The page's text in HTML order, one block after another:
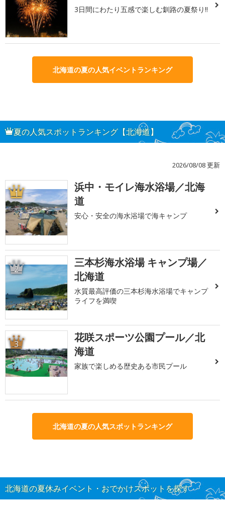
3日間にわたり五感で楽しむ釧路の夏祭り!!
北海道の夏の人気イベントランキング
夏の人気スポットランキング【北海道】
2026/08/08 更新
1
浜中・モイレ海水浴場／北海
道
安心・安全の海水浴場で海キャンプ
2
三本杉海水浴場 キャンプ場／
北海道
水質最高評価の三本杉海水浴場でキャンプ
ライフを満喫
3
花咲スポーツ公園プール／北
海道
家族で楽しめる歴史ある市民プール
北海道の夏の人気スポットランキング
北海道の夏休みイベント・おでかけスポットを探す